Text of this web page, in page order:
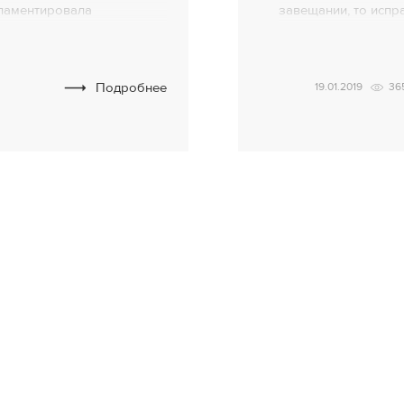
разбирательства.
Подробнее
завещании, то
составляя
19.01.2019